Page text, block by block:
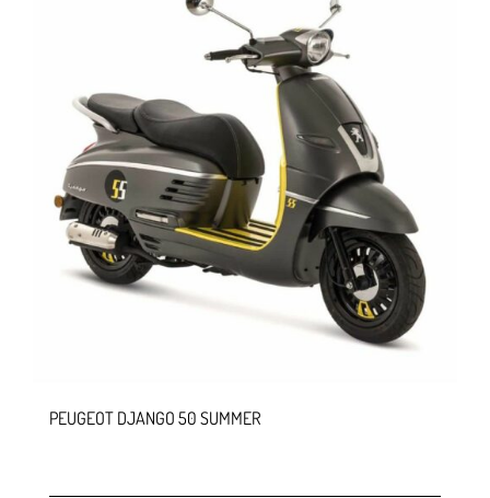
PEUGEOT DJANGO 50 SUMMER